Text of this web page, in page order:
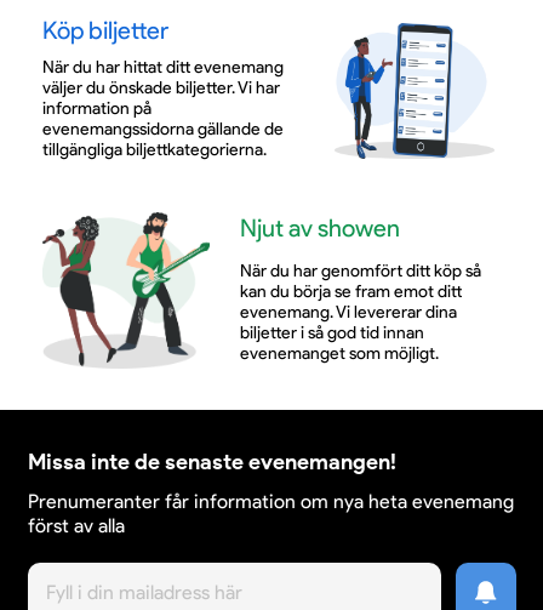
Köp biljetter
När du har hittat ditt evenemang
väljer du önskade biljetter. Vi har
information på
evenemangssidorna gällande de
tillgängliga biljettkategorierna.
Njut av showen
När du har genomfört ditt köp så
kan du börja se fram emot ditt
evenemang. Vi levererar dina
biljetter i så god tid innan
evenemanget som möjligt.
Missa inte de senaste evenemangen!
Prenumeranter får information om nya heta evenemang
först av alla